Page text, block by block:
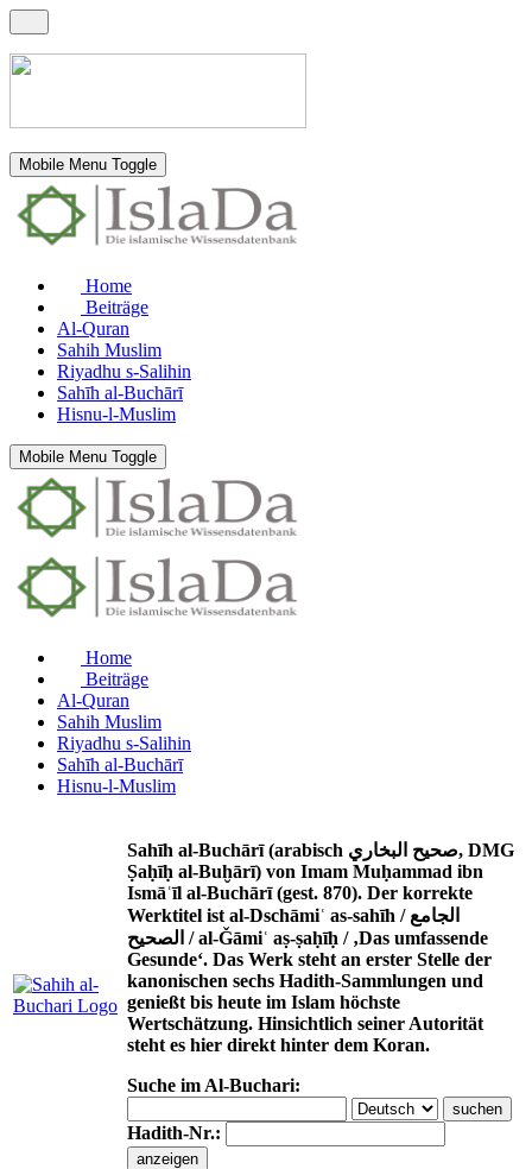
Mobile Menu Toggle
Home
Beiträge
Al-Quran
Sahih Muslim
Riyadhu s-Salihin
Sahīh al-Buchārī
Hisnu-l-Muslim
Mobile Menu Toggle
Home
Beiträge
Al-Quran
Sahih Muslim
Riyadhu s-Salihin
Sahīh al-Buchārī
Hisnu-l-Muslim
Sahīh al-Buchārī (arabisch صحيح البخاري, DMG
Ṣaḥīḥ al-Buḫārī) von Imam Muḥammad ibn
Ismāʿīl al-Buchārī (gest. 870). Der korrekte
Werktitel ist al-Dschāmiʿ as-sahīh / الجامع
الصحيح / al-Ǧāmiʿ aṣ-ṣaḥīḥ / ‚Das umfassende
Gesunde‘. Das Werk steht an erster Stelle der
kanonischen sechs Hadith-Sammlungen und
genießt bis heute im Islam höchste
Wertschätzung. Hinsichtlich seiner Autorität
steht es hier direkt hinter dem Koran.
Suche im Al-Buchari:
Hadith-Nr.: